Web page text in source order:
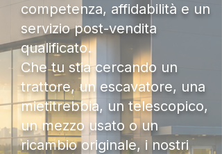
competenza, affidabilità e un
servizio post-vendita
qualificato.
Che tu stia cercando un
trattore, un escavatore, una
mietitrebbia, un telescopico,
un mezzo usato o un
ricambio originale, i nostri